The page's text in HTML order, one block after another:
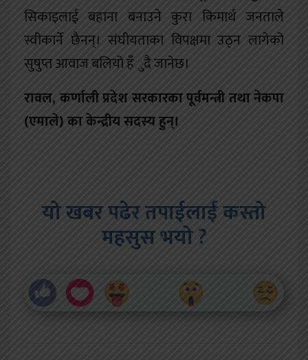
सिकाइलाई बहाना बनाउने कुरा किमार्थ जनताले
स्वीकार्ने छैनन्। संघीयताका विपक्षमा उठ्न लागेको
सुषुप्त आवाज बलियो हँुदै जानेछ।
रावल, कर्णाली प्रदेश सरकारका पूर्वमन्त्री तथा नेकपा
(एमाले) का केन्द्रीय सदस्य हुन्।
यो खबर पढेर तपाईलाई कस्तो
महसुस भयो ?